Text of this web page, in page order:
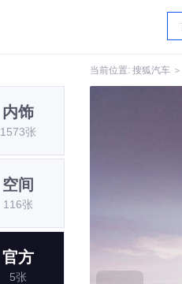
当前位置: 搜狐汽车 ＞
内饰
1573张
空间
116张
官方
5张